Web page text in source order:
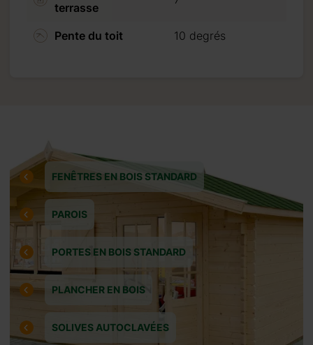
terrasse
Pente du toit 10 degrés
FENÊTRES EN BOIS STANDARD
PAROIS
PORTES EN BOIS STANDARD
PLANCHER EN BOIS
SOLIVES AUTOCLAVÉES